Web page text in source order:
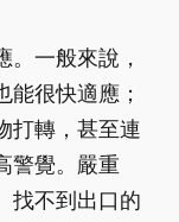
。一般來說，
很快適應；
打轉，甚至連
警覺。嚴重
找不到出口的